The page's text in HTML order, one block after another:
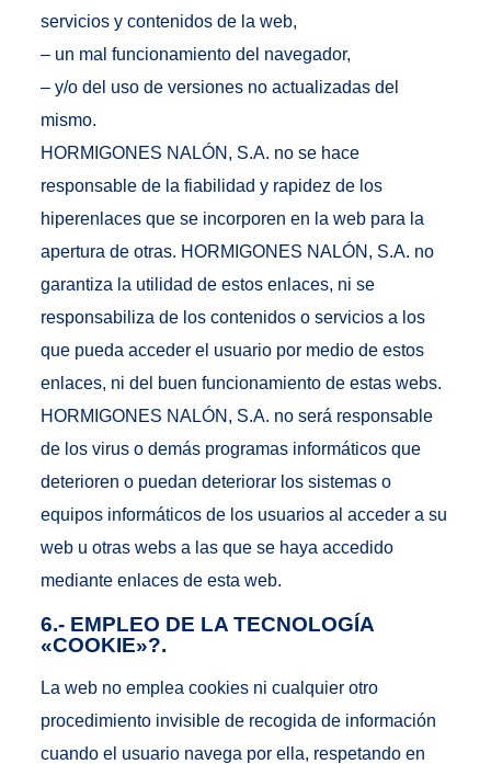
servicios y contenidos de la web,
– un mal funcionamiento del navegador,
– y/o del uso de versiones no actualizadas del
mismo.
HORMIGONES NALÓN, S.A. no se hace
responsable de la fiabilidad y rapidez de los
hiperenlaces que se incorporen en la web para la
apertura de otras. HORMIGONES NALÓN, S.A. no
garantiza la utilidad de estos enlaces, ni se
responsabiliza de los contenidos o servicios a los
que pueda acceder el usuario por medio de estos
enlaces, ni del buen funcionamiento de estas webs.
HORMIGONES NALÓN, S.A. no será responsable
de los virus o demás programas informáticos que
deterioren o puedan deteriorar los sistemas o
equipos informáticos de los usuarios al acceder a su
web u otras webs a las que se haya accedido
mediante enlaces de esta web.
6.- EMPLEO DE LA TECNOLOGÍA
«COOKIE»?.
La web no emplea cookies ni cualquier otro
procedimiento invisible de recogida de información
cuando el usuario navega por ella, respetando en